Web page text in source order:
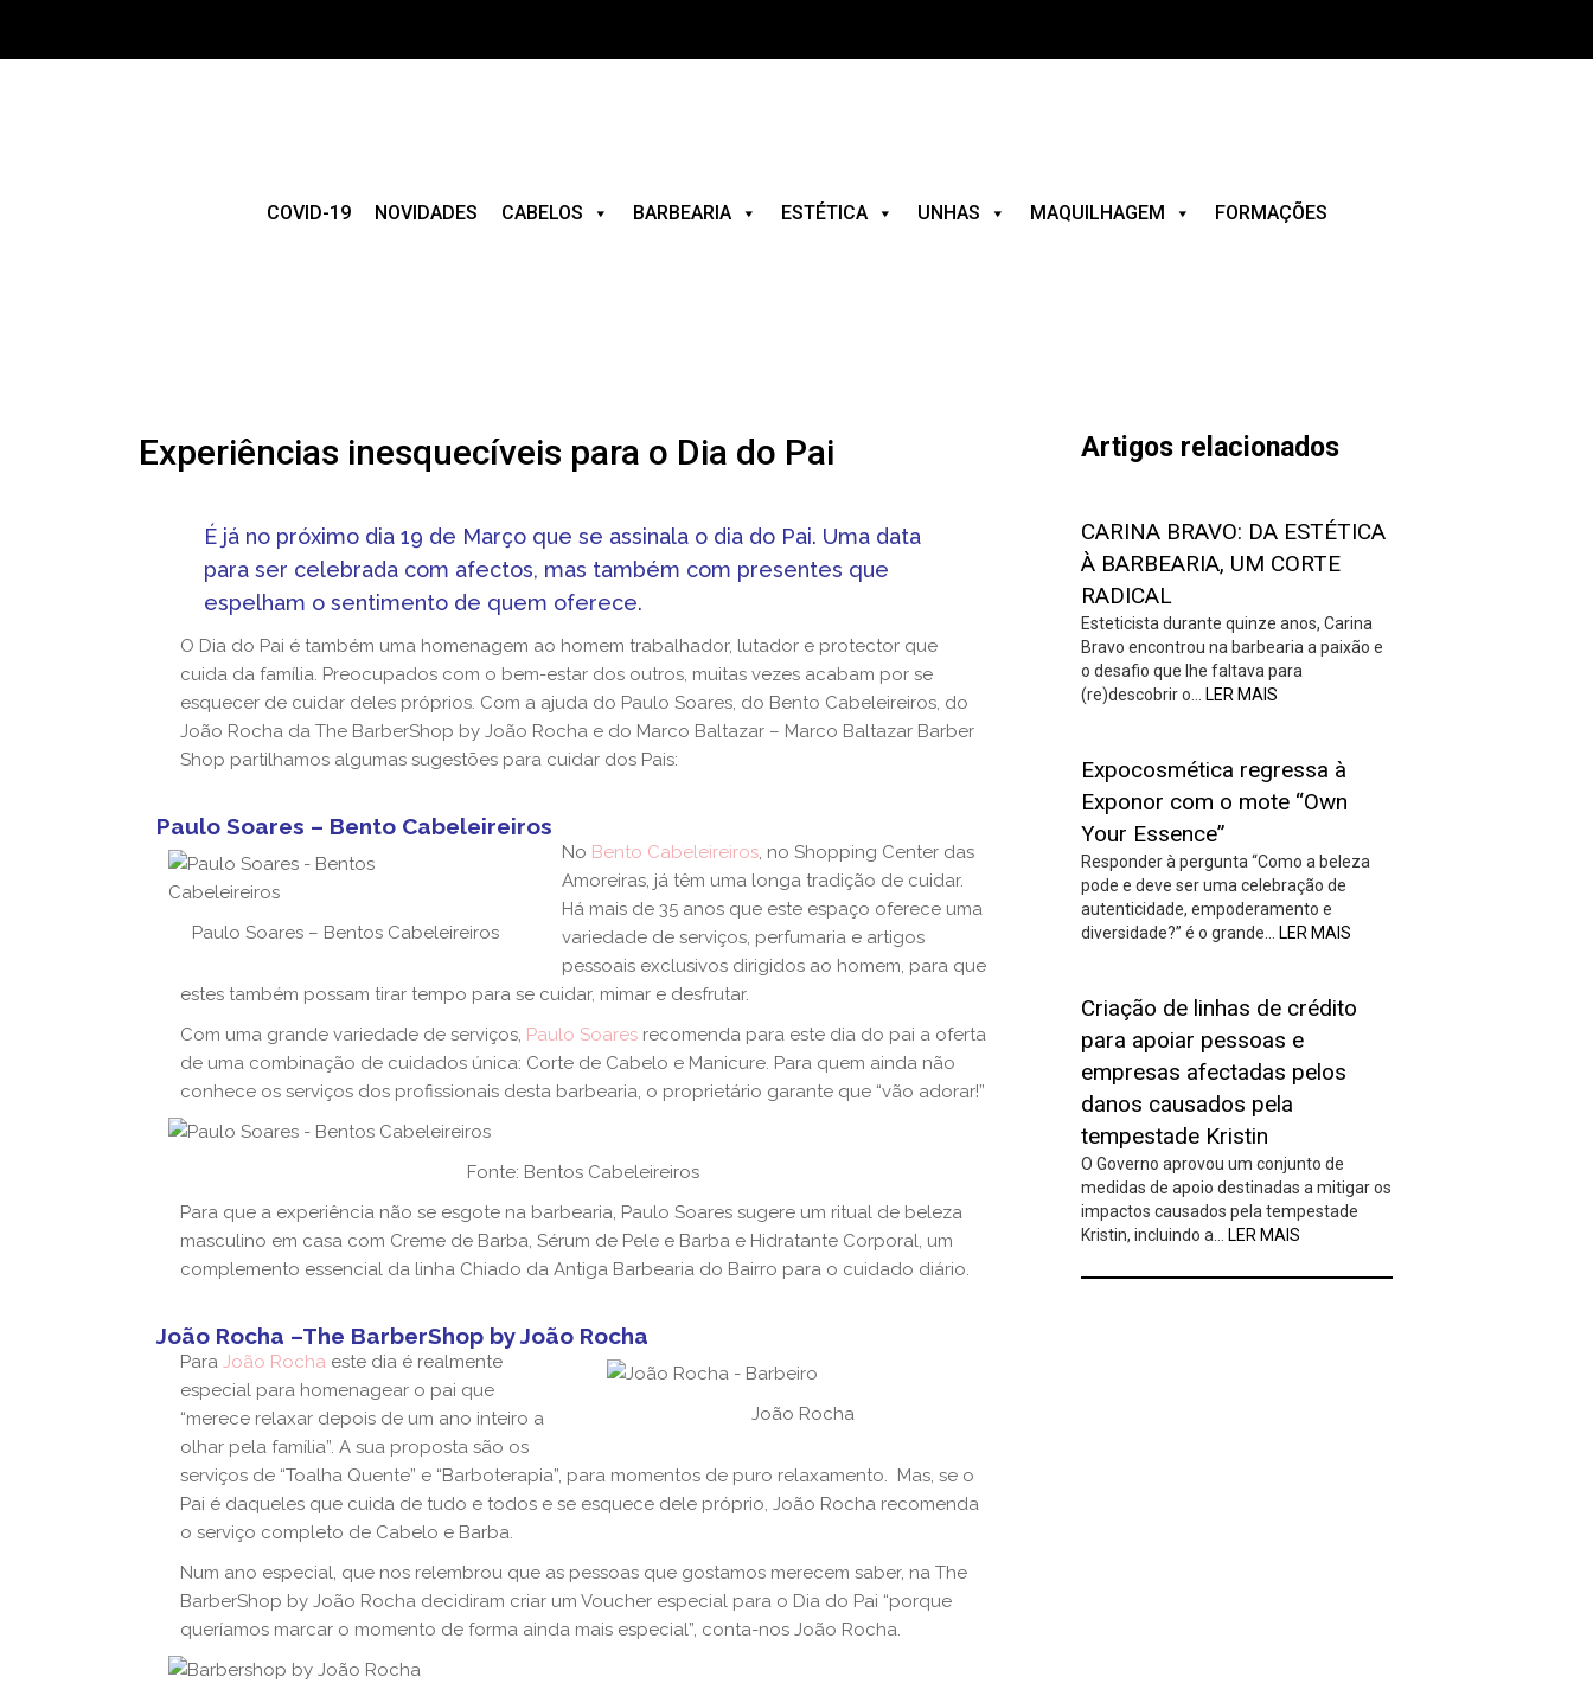
COVID-19 NOVIDADES CABELOS BARBEARIA ESTÉTICA UNHAS MAQUILHAGEM FORMAÇÕES
Experiências inesquecíveis para o Dia do Pai
É já no próximo dia 19 de Março que se assinala o dia do Pai. Uma data
para ser celebrada com afectos, mas também com presentes que
espelham o sentimento de quem oferece.
O Dia do Pai é também uma homenagem ao homem trabalhador, lutador e protector que
cuida da família. Preocupados com o bem-estar dos outros, muitas vezes acabam por se
esquecer de cuidar deles próprios. Com a ajuda do Paulo Soares, do Bento Cabeleireiros, do
João Rocha da The BarberShop by João Rocha e do Marco Baltazar – Marco Baltazar Barber
Shop partilhamos algumas sugestões para cuidar dos Pais:
Paulo Soares – Bento Cabeleireiros
Paulo Soares – Bentos Cabeleireiros
No Bento Cabeleireiros, no Shopping Center das
Amoreiras, já têm uma longa tradição de cuidar.
Há mais de 35 anos que este espaço oferece uma
variedade de serviços, perfumaria e artigos
pessoais exclusivos dirigidos ao homem, para que
estes também possam tirar tempo para se cuidar, mimar e desfrutar.
Com uma grande variedade de serviços, Paulo Soares recomenda para este dia do pai a oferta
de uma combinação de cuidados única: Corte de Cabelo e Manicure. Para quem ainda não
conhece os serviços dos profissionais desta barbearia, o proprietário garante que “vão adorar!”
Fonte: Bentos Cabeleireiros
Para que a experiência não se esgote na barbearia, Paulo Soares sugere um ritual de beleza
masculino em casa com Creme de Barba, Sérum de Pele e Barba e Hidratante Corporal, um
complemento essencial da linha Chiado da Antiga Barbearia do Bairro para o cuidado diário.
João Rocha –The BarberShop by João Rocha
João Rocha
Para João Rocha este dia é realmente
especial para homenagear o pai que
“merece relaxar depois de um ano inteiro a
olhar pela família”. A sua proposta são os
serviços de “Toalha Quente” e “Barboterapia”, para momentos de puro relaxamento. Mas, se o
Pai é daqueles que cuida de tudo e todos e se esquece dele próprio, João Rocha recomenda
o serviço completo de Cabelo e Barba.
Num ano especial, que nos relembrou que as pessoas que gostamos merecem saber, na The
BarberShop by João Rocha decidiram criar um Voucher especial para o Dia do Pai “porque
queríamos marcar o momento de forma ainda mais especial”, conta-nos João Rocha.
Artigos relacionados
CARINA BRAVO: DA ESTÉTICA
À BARBEARIA, UM CORTE
RADICAL
Esteticista durante quinze anos, Carina
Bravo encontrou na barbearia a paixão e
o desafio que lhe faltava para
(re)descobrir o…
LER MAIS
Expocosmética regressa à
Exponor com o mote “Own
Your Essence”
Responder à pergunta “Como a beleza
pode e deve ser uma celebração de
autenticidade, empoderamento e
diversidade?” é o grande…
LER MAIS
Criação de linhas de crédito
para apoiar pessoas e
empresas afectadas pelos
danos causados pela
tempestade Kristin
O Governo aprovou um conjunto de
medidas de apoio destinadas a mitigar os
impactos causados pela tempestade
Kristin, incluindo a…
LER MAIS